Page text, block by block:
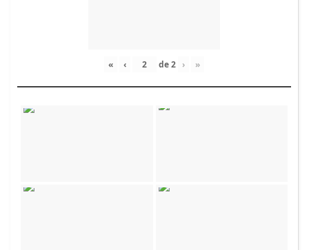
« ‹ de2 › »